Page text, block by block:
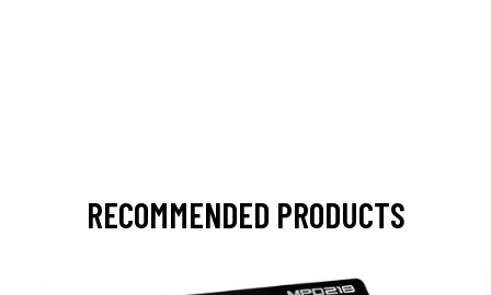
RECOMMENDED PRODUCTS